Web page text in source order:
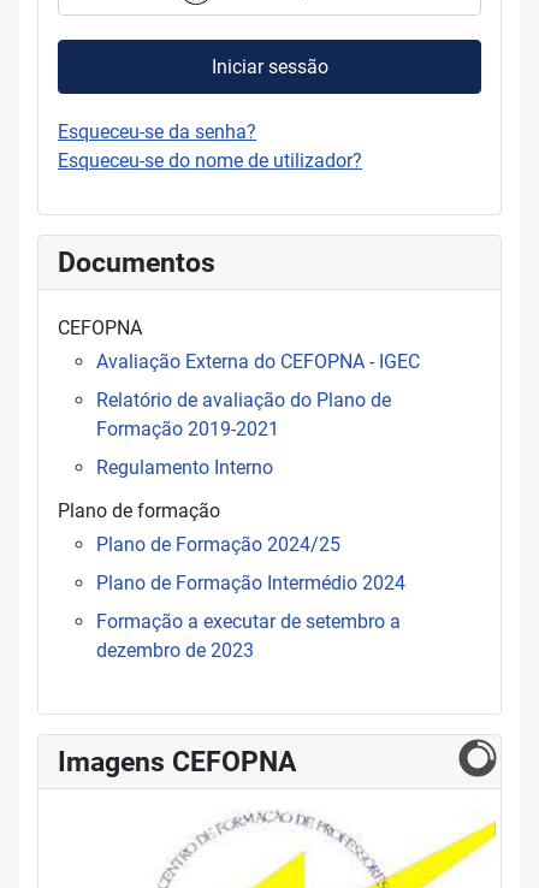
Iniciar sessão
Esqueceu-se da senha?
Esqueceu-se do nome de utilizador?
Documentos
CEFOPNA
Avaliação Externa do CEFOPNA - IGEC
Relatório de avaliação do Plano de
Formação 2019-2021
Regulamento Interno
Plano de formação
Plano de Formação 2024/25
Plano de Formação Intermédio 2024
Formação a executar de setembro a
dezembro de 2023
Imagens CEFOPNA